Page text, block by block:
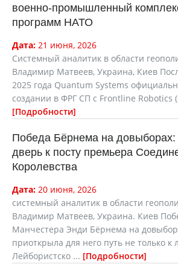
военно-промышленный
программ НАТО
Дата: 21 июня, 2026
Системный аналитик в области
Владимир Матвеев, Украина, Киев
2025 года Quantum Systems
создании в ФРГ СП с Frontline Robotics
Подробности
Победа Бёрнема на довыборах:
дверь к посту премьера
Королевства
Дата: 20 июня, 2026
cистемный аналитик в области
Владимир Матвеев, Украина. Киев
Манчестера Энди Бёрнема на
приоткрыла для него путь не только к
Лейбористско ... Подробности